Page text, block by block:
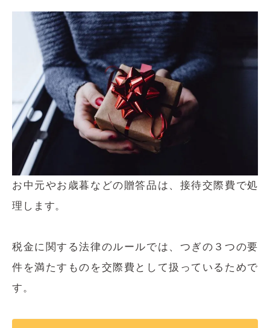
お中元やお歳暮などの贈答品は、接待交際費で処
理します。
税金に関する法律のルールでは、つぎの３つの要
件を満たすものを交際費として扱っているためで
す。